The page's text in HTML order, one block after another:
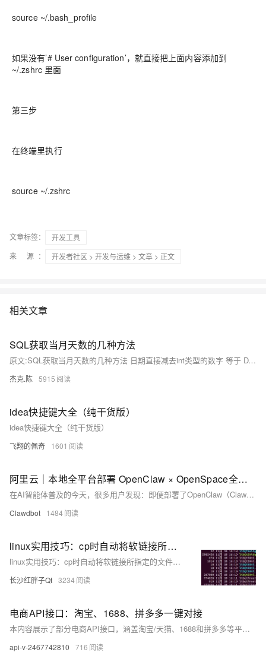
source ~/.bash_profile
如果没有’# User configuration’，就直接把上面内容添加到
~/.zshrc 里面
第三步
在终端里执行
source ~/.zshrc
文章标签：
开发工具
来 源：
开发者社区 > 开发与运维 > 文章 > 正文
相关文章
SQL获取当月天数的几种方法
原文:SQL获取当月天数的几种方法 日期直接减去int类型的数字 等于 DATEADD(DAY,- 数字,日期) 下面三种方法： 1，日期加一个月减去当前天数，相当于这个月最后一天的日期。然后获取天数。
杰克.陈 5915
idea快捷键大全（纯干货版）
idea快捷键大全（纯干货版）
飞翔的佩奇 1601
阿里云｜本地全平台部署 OpenClaw × OpenSpace全攻略：自我进化+降本增效+Skill沉淀+常见问题
在AI智能体普及的今天，很多用户发现：即便部署了OpenClaw（Clawdbot），智能体依然存在三大痛点：任务无法沉淀复用、重复执行消耗大量Token、不会从成功/失败中自我成长。OpenSpace的出现，彻底改变这一现状——它不是新增一个AI助手，而是为OpenClaw装上**技能沉淀引擎、成本优化引擎、自我进化引擎**，让智能体从“一次性执行”升级为“可积累、可省钱、可成长”的数字员工。
Clawdbot 1484
linux实用技巧：cp时自动将软链接所指定的文件实体也一起copy(软链接将会变成目标文件实体)
linux实用技巧：cp时自动将软链接所指定的文件实体也一起copy(软链接将会变成目标文件实体)
长沙红胖子Qt 3234
电商API接口：淘宝、1688、拼多多一键对接
本内容展示了部分电商API接口，涵盖淘宝/天猫、1688和拼多多等平台。功能包括商品详情查询（如`item_get`）、店铺信息获取（如`seller_info`）、关键词搜索（如`item_search`）、图片搜索（如`item_search_img`）及搜索词统计与推荐等。每个平台提供独立的Key和Secret以确保安全接入。除展示内容外，还有更多国内外电商平台接口可供使用。适合开发者快速集成和调用电商数据，助力应用开发与数据分析。
api-v-2467742810 716